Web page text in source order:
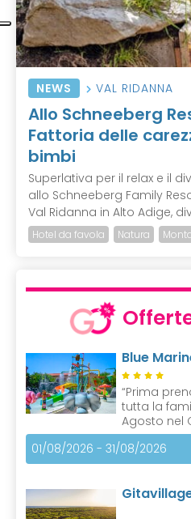
NEWS VAL RIDANNA
Allo Schneeberg
Fattoria delle
bimbi
Superlativa per il relax e il
allo Schneeberg Family
Val Ridanna in Alto Adige,
Hotel da favola Natura
Blue
“Prima
tutta la
Agosto nel
01/08/2026 - 31/08/2026